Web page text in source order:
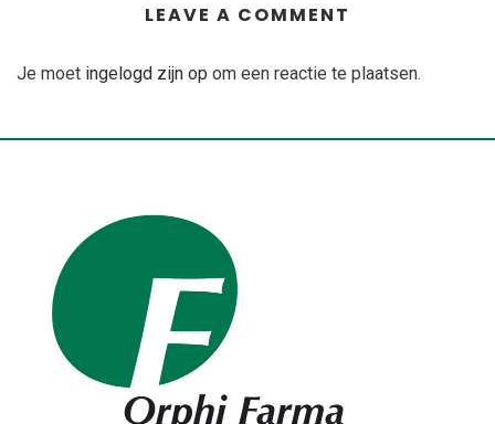
LEAVE A COMMENT
Je moet ingelogd zijn op om een reactie te plaatsen.